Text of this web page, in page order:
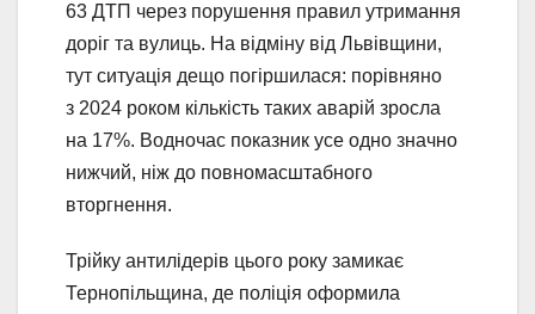
63 ДТП через порушення правил утримання
доріг та вулиць. На відміну від Львівщини,
тут ситуація дещо погіршилася: порівняно
з 2024 роком кількість таких аварій зросла
на 17%. Водночас показник усе одно значно
нижчий, ніж до повномасштабного
вторгнення.
Трійку антилідерів цього року замикає
Тернопільщина, де поліція оформила